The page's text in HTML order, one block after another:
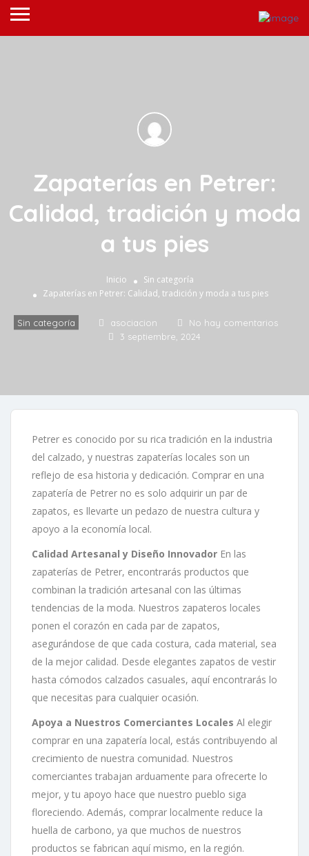
Zapaterías en Petrer:
Calidad, tradición y moda
a tus pies
Inicio
Sin categoría
Zapaterías en Petrer: Calidad, tradición y moda a tus pies
Sin categoría asociacion
No hay comentarios
3 septiembre, 2024
Petrer es conocido por su rica tradición en la industria
del calzado, y nuestras zapaterías locales son un
reflejo de esa historia y dedicación. Comprar en una
zapatería de Petrer no es solo adquirir un par de
zapatos, es llevarte un pedazo de nuestra cultura y
apoyo a la economía local.
Calidad Artesanal y Diseño Innovador En las
zapaterías de Petrer, encontrarás productos que
combinan la tradición artesanal con las últimas
tendencias de la moda. Nuestros zapateros locales
ponen el corazón en cada par de zapatos,
asegurándose de que cada costura, cada material, sea
de la mejor calidad. Desde elegantes zapatos de vestir
hasta cómodos calzados casuales, aquí encontrarás lo
que necesitas para cualquier ocasión.
Apoya a Nuestros Comerciantes Locales Al elegir
comprar en una zapatería local, estás contribuyendo al
crecimiento de nuestra comunidad. Nuestros
comerciantes trabajan arduamente para ofrecerte lo
mejor, y tu apoyo hace que nuestro pueblo siga
floreciendo. Además, comprar localmente reduce la
huella de carbono, ya que muchos de nuestros
productos se fabrican aquí mismo, en la región.